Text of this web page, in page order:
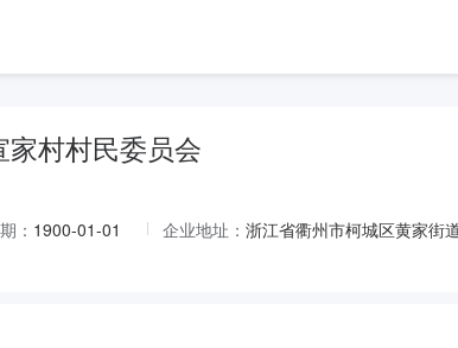
家村村民委员会
： 1900-01-01 企业地址： 浙江省衢州市柯城区黄家街